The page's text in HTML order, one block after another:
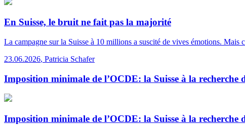
En Suisse, le bruit ne fait pas la majorité
La campagne sur la Suisse à 10 millions a suscité de vives émotions.
23.06.2026, Patricia Schafer
Imposition minimale de l’OCDE: la Suisse à la recherche
Imposition minimale de l’OCDE: la Suisse à la recherche